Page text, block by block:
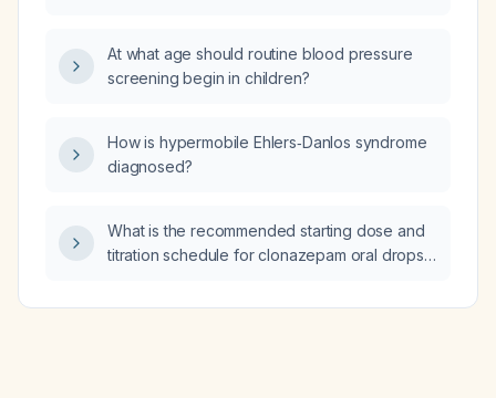
At what age should routine blood pressure
screening begin in children?
How is hypermobile Ehlers‑Danlos syndrome
diagnosed?
What is the recommended starting dose and
titration schedule for clonazepam oral drops,
or those with liver impairment?